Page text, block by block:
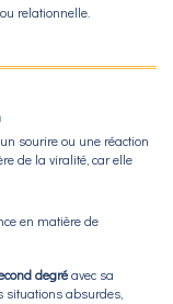
relationnelle.
sourire ou une réaction
de la viralité, car elle
en matière de
degréavec sa
situations absurdes,